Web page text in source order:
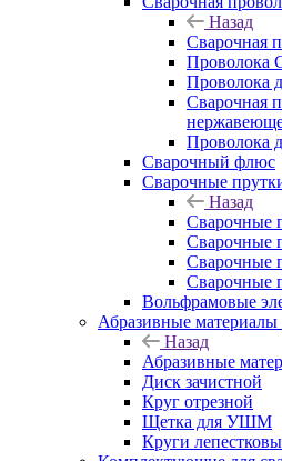
Назад
Сварочная
Проволока
Проволока
Сварочная
Проволока
Сварочный флюс
Сварочные
Назад
Сварочные
Сварочные
Сварочные
Сварочные
Вольфрамовые
Абразивные материалы
Назад
Абразивные
Диск зачистной
Круг отрезной
Щетка для УШМ
Круги